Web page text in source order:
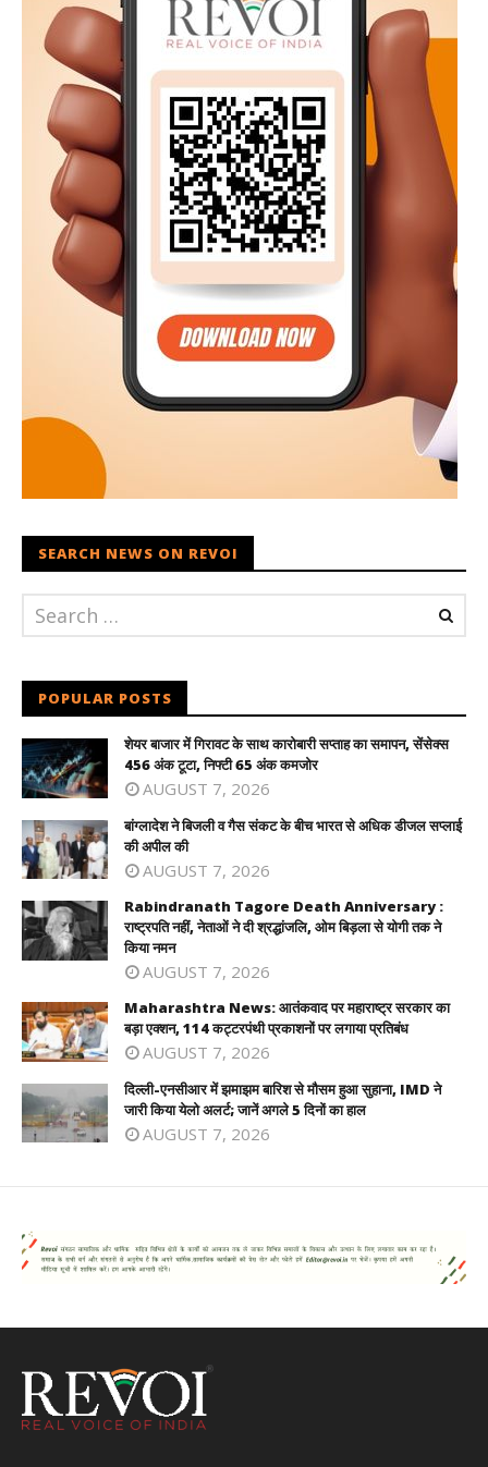
SEARCH NEWS ON REVOI
POPULAR POSTS
शेयर बाजार में गिरावट के साथ कारोबारी सप्ताह का समापन, सेंसेक्स
456 अंक टूटा, निफ्टी 65 अंक कमजोर
AUGUST 7, 2026
बांग्लादेश ने बिजली व गैस संकट के बीच भारत से अधिक डीजल सप्लाई
की अपील की
AUGUST 7, 2026
Rabindranath Tagore Death Anniversary :
राष्ट्रपति नहीं, नेताओं ने दी श्रद्धांजलि, ओम बिड़ला से योगी तक ने
किया नमन
AUGUST 7, 2026
Maharashtra News: आतंकवाद पर महाराष्ट्र सरकार का
बड़ा एक्शन, 114 कट्टरपंथी प्रकाशनों पर लगाया प्रतिबंध
AUGUST 7, 2026
दिल्ली-एनसीआर में झमाझम बारिश से मौसम हुआ सुहाना, IMD ने
जारी किया येलो अलर्ट; जानें अगले 5 दिनों का हाल
AUGUST 7, 2026